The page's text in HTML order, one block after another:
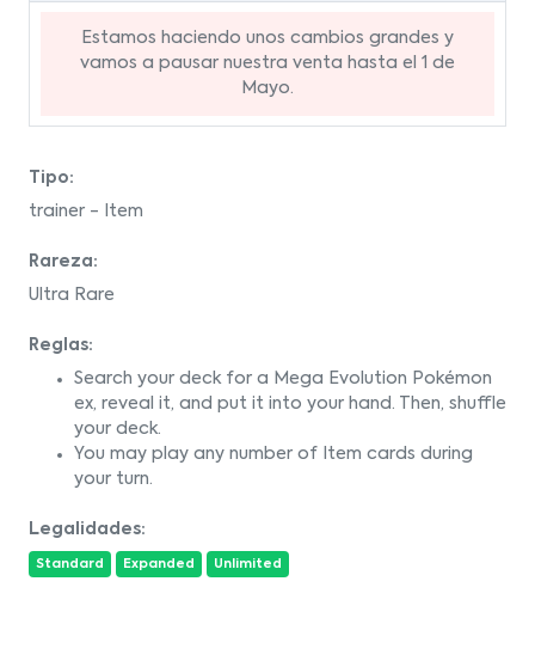
Estamos haciendo unos cambios grandes y
vamos a pausar nuestra venta hasta el 1 de
Mayo.
Tipo:
trainer - Item
Rareza:
Ultra Rare
Reglas:
Search your deck for a Mega Evolution Pokémon
ex, reveal it, and put it into your hand. Then, shuffle
your deck.
You may play any number of Item cards during
your turn.
Legalidades:
Standard Expanded Unlimited